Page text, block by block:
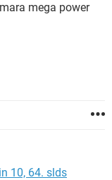
mega power
10, 64. slds